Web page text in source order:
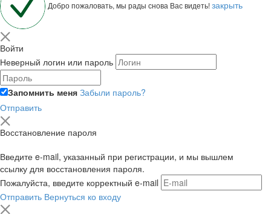
Добро пожаловать, мы рады снова Вас видеть!закрыть
Войти
Неверный логин или пароль
Запомнить меня Забыли пароль?
Отправить
Восстановление пароля
Введите e-mail, указанный при регистрации, и мы вышлем
ссылку для восстановления пароля.
Пожалуйста, введите корректный e-mail
Отправить Вернуться ко входу